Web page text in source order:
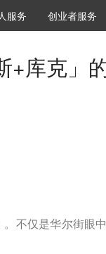
资机构库
职位推介
服务 创投氪堂
创业者服务
+库克」
不仅是华尔街眼